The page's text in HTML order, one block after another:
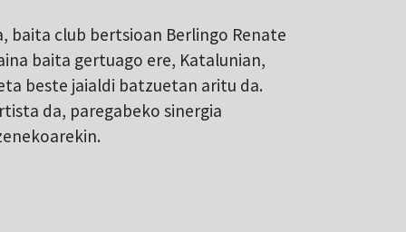
baita club bertsioan Berlingo Renate
baita gertuago ere, Katalunian,
beste jaialdi batzuetan aritu da.
da, paregabeko sinergia